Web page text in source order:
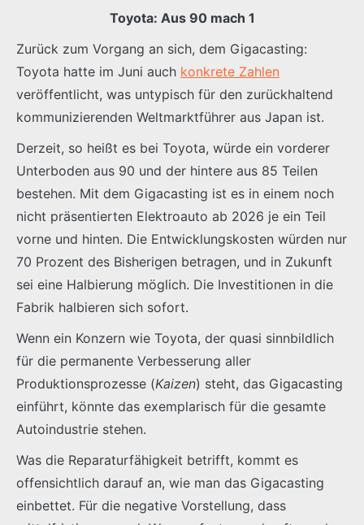
Toyota: Aus 90 mach 1
Zurück zum Vorgang an sich, dem Gigacasting:
Toyota hatte im Juni auch konkrete Zahlen
veröffentlicht, was untypisch für den zurückhaltend
kommunizierenden Weltmarktführer aus Japan ist.
Derzeit, so heißt es bei Toyota, würde ein vorderer
Unterboden aus 90 und der hintere aus 85 Teilen
bestehen. Mit dem Gigacasting ist es in einem noch
nicht präsentierten Elektroauto ab 2026 je ein Teil
vorne und hinten. Die Entwicklungskosten würden nur
70 Prozent des Bisherigen betragen, und in Zukunft
sei eine Halbierung möglich. Die Investitionen in die
Fabrik halbieren sich sofort.
Wenn ein Konzern wie Toyota, der quasi sinnbildlich
für die permanente Verbesserung aller
Produktionsprozesse (Kaizen) steht, das Gigacasting
einführt, könnte das exemplarisch für die gesamte
Autoindustrie stehen.
Was die Reparaturfähigkeit betrifft, kommt es
offensichtlich darauf an, wie man das Gigacasting
einbettet. Für die negative Vorstellung, dass